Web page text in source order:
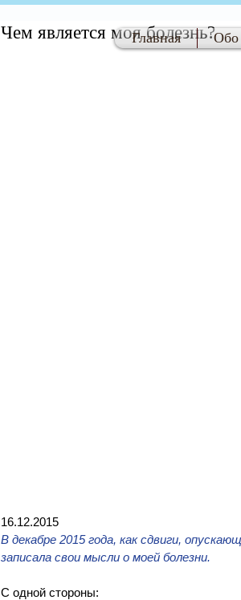
Чем является моя болезнь?
16.12.2015
В декабре 2015 года, как сдвиги,
записала свои мысли о моей болезни.
С одной стороны:
Главная Обо